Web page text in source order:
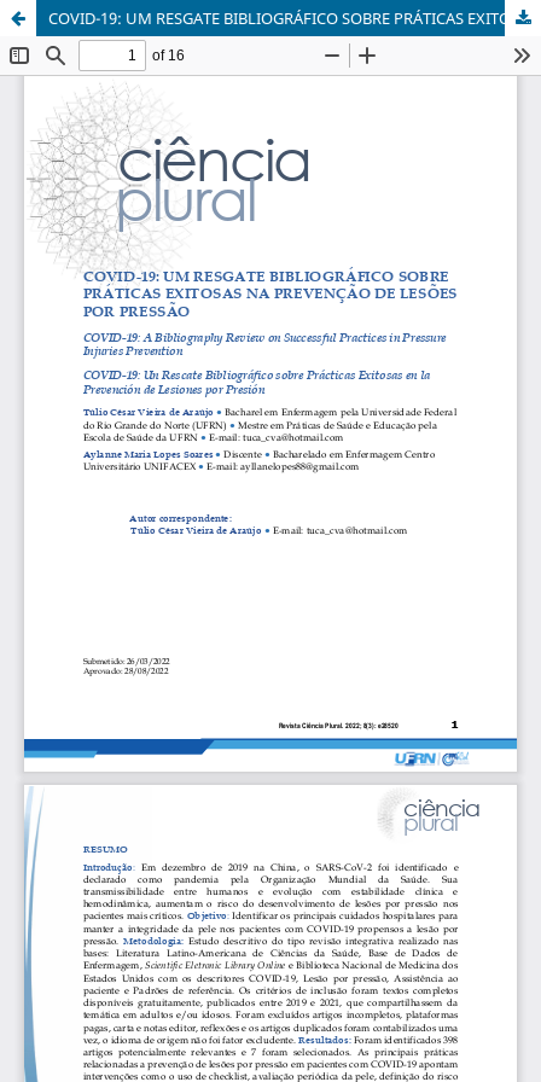
COVID-19: UM RESGATE BIBLIOGRÁFICO SOBRE PRÁTICAS EXITOSAS NA PREVENÇÃO DE LESÕES POR PRESSÃO